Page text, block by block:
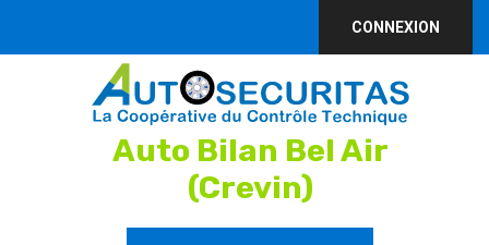
CONNEXION
Auto Bilan Bel Air
(Crevin)